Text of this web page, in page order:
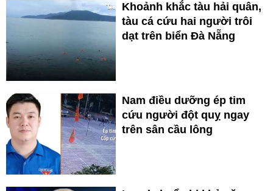
Khoảnh khắc tàu hải quân,
tàu cá cứu hai người trôi
dạt trên biển Đà Nẵng
Nam điều dưỡng ép tim
cứu người đột quỵ ngay
trên sân cầu lông